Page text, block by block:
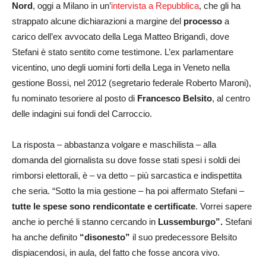
Nord, oggi a Milano in un’intervista a Repubblica, che gli ha
strappato alcune dichiarazioni a margine del processo a
carico dell’ex avvocato della Lega Matteo Brigandì, dove
Stefani è stato sentito come testimone. L’ex parlamentare
vicentino, uno degli uomini forti della Lega in Veneto nella
gestione Bossi, nel 2012 (segretario federale Roberto Maroni),
fu nominato tesoriere al posto di Francesco Belsito, al centro
delle indagini sui fondi del Carroccio.
La risposta – abbastanza volgare e maschilista – alla
domanda del giornalista su dove fosse stati spesi i soldi dei
rimborsi elettorali, è – va detto – più sarcastica e indispettita
che seria. “Sotto la mia gestione – ha poi affermato Stefani –
tutte le spese sono rendicontate e certificate. Vorrei sapere
anche io perché li stanno cercando in Lussemburgo”. Stefani
ha anche definito “disonesto” il suo predecessore Belsito
dispiacendosi, in aula, del fatto che fosse ancora vivo.